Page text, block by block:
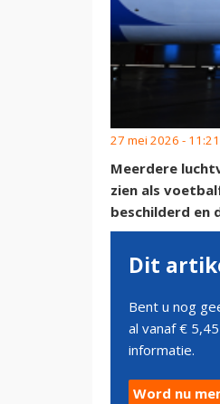
27 mei 2026 -
Meerdere
zien als
beschilderd en
Dit
Bent u nog
al vanaf €
informatie.
Word nu